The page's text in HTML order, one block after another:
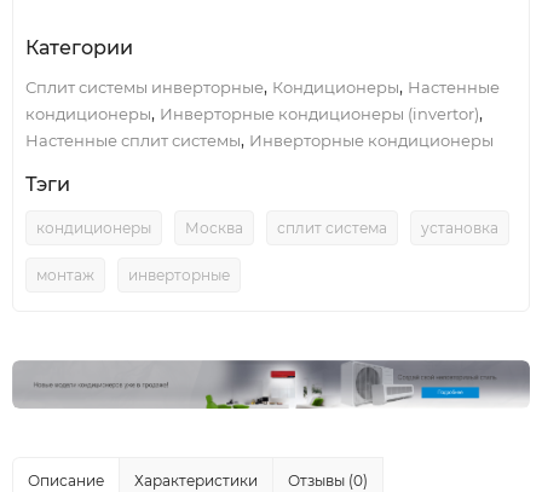
Категории
Сплит системы инверторные, Кондиционеры, Настенные
кондиционеры, Инверторные кондиционеры (invertor),
Настенные сплит системы, Инверторные кондиционеры
Тэги
кондиционеры Москва сплит система установка
монтаж инверторные
Описание Характеристики Отзывы (0)